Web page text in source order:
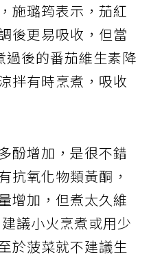
施璐筠表示，茄紅
後更易吸收，但當
過後的番茄維生素降
拌有時烹煮，吸收
酚增加，是很不錯
抗氧化物類黃酮，
增加，但煮太久維
議小火烹煮或用少
於菠菜就不建議生